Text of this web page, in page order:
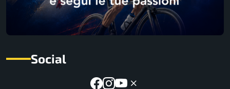
Social